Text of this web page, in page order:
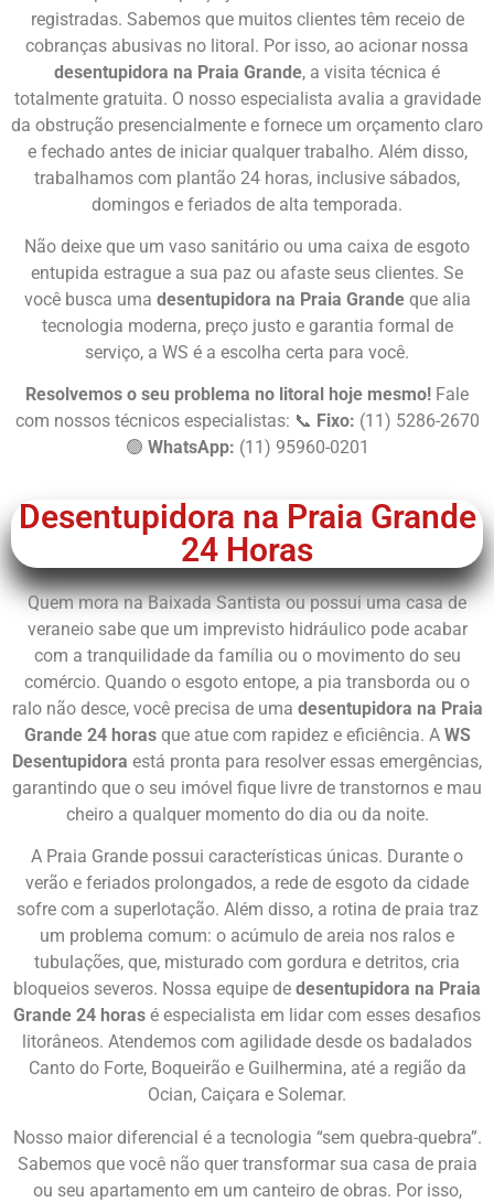
registradas. Sabemos que muitos clientes têm receio de
cobranças abusivas no litoral. Por isso, ao acionar nossa
desentupidora na Praia Grande, a visita técnica é
totalmente gratuita. O nosso especialista avalia a gravidade
da obstrução presencialmente e fornece um orçamento claro
e fechado antes de iniciar qualquer trabalho. Além disso,
trabalhamos com plantão 24 horas, inclusive sábados,
domingos e feriados de alta temporada.
Não deixe que um vaso sanitário ou uma caixa de esgoto
entupida estrague a sua paz ou afaste seus clientes. Se
você busca uma desentupidora na Praia Grandeque alia
tecnologia moderna, preço justo e garantia formal de
serviço, a WS é a escolha certa para você.
Resolvemos o seu problema no litoral hoje mesmo! Fale
com nossos técnicos especialistas: 📞 Fixo: (11) 5286-2670
🟢 WhatsApp: (11) 95960-0201
Desentupidora na Praia Grande
24 Horas
Quem mora na Baixada Santista ou possui uma casa de
veraneio sabe que um imprevisto hidráulico pode acabar
com a tranquilidade da família ou o movimento do seu
comércio. Quando o esgoto entope, a pia transborda ou o
ralo não desce, você precisa de uma desentupidora na Praia
Grande 24 horasque atue com rapidez e eficiência. A WS
Desentupidora está pronta para resolver essas emergências,
garantindo que o seu imóvel fique livre de transtornos e mau
cheiro a qualquer momento do dia ou da noite.
A Praia Grande possui características únicas. Durante o
verão e feriados prolongados, a rede de esgoto da cidade
sofre com a superlotação. Além disso, a rotina de praia traz
um problema comum: o acúmulo de areia nos ralos e
tubulações, que, misturado com gordura e detritos, cria
bloqueios severos. Nossa equipe de desentupidora na Praia
Grande 24 horas é especialista em lidar com esses desafios
litorâneos. Atendemos com agilidade desde os badalados
Canto do Forte, Boqueirão e Guilhermina, até a região da
Ocian, Caiçara e Solemar.
Nosso maior diferencial é a tecnologia “sem quebra-quebra”.
Sabemos que você não quer transformar sua casa de praia
ou seu apartamento em um canteiro de obras. Por isso,